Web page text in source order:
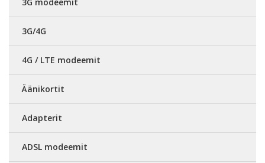
3G/4G
4G / LTE modeemit
Äänikortit
Adapterit
ADSL modeemit